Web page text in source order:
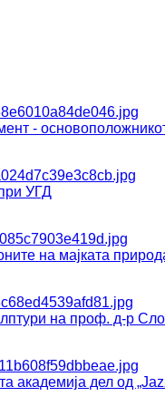
-
УГД
на мајката
на проф. д-р
дел од